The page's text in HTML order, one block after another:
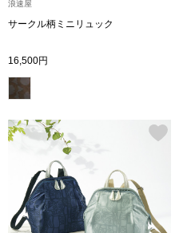
／チュニック
ダーウェア
浪速屋
サークル柄ミニリュック
16,500円